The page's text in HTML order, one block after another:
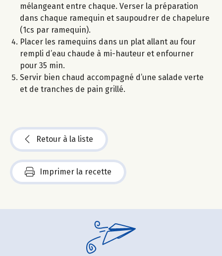
mélangeant entre chaque. Verser la préparation
dans chaque ramequin et saupoudrer de chapelure
(1cs par ramequin).
Placer les ramequins dans un plat allant au four
rempli d’eau chaude à mi-hauteur et enfourner
pour 35 min.
Servir bien chaud accompagné d’une salade verte
et de tranches de pain grillé.
Retour à la liste
Imprimer la recette